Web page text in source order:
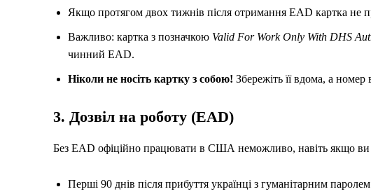
Якщо протягом двох тижнів після отримання EAD картка не
Важливо: картка з позначкою Valid For Work Only With DHS
чинний EAD.
Ніколи не носіть картку з собою! Збережіть її вдома, а
3. Дозвіл на роботу (EAD)
Без EAD офіційно працювати в США неможливо, навіть якщо
Перші 90 днів після прибуття українці з гуманітарним